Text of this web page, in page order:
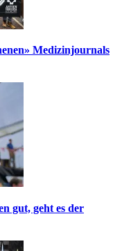
Medizinjournals
gut, geht es der